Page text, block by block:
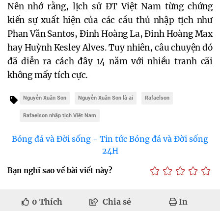
Nên nhớ rằng, lịch sử ĐT Việt Nam từng chứng
kiến sự xuất hiện của các cầu thủ nhập tịch như
Phan Văn Santos, Đinh Hoàng La, Đinh Hoàng Max
hay Huỳnh Kesley Alves. Tuy nhiên, câu chuyện đó
đã diễn ra cách đây 14 năm với nhiều tranh cãi
không mấy tích cực.
Nguyễn Xuân Son Nguyễn Xuân Son là ai Rafaelson
Rafaelson nhập tịch Việt Nam
Bóng đá và Đời sống - Tin tức Bóng đá và Đời sống
24H
Bạn nghĩ sao về bài viết này?
0 Thích Chia sẻ In